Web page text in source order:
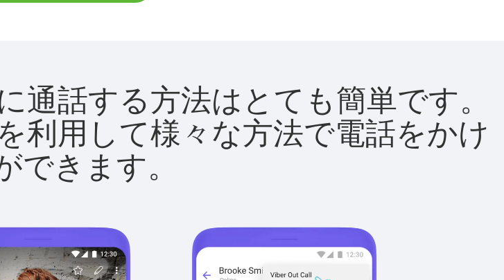
話する方法はとても簡単です。
利用して様々な方法で電話をかけ
できます。